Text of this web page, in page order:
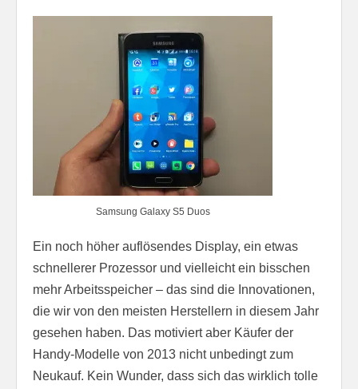
Samsung Galaxy S5 Duos
Ein noch höher auflösendes Display, ein etwas
schnellerer Prozessor und vielleicht ein bisschen
mehr Arbeitsspeicher – das sind die Innovationen,
die wir von den meisten Herstellern in diesem Jahr
gesehen haben. Das motiviert aber Käufer der
Handy-Modelle von 2013 nicht unbedingt zum
Neukauf. Kein Wunder, dass sich das wirklich tolle